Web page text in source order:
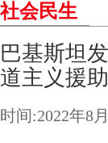
社会民生
巴基斯坦
道主义援助
时间:2022年8